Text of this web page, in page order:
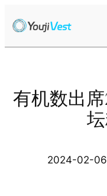
至
有机数出
2024-02-06